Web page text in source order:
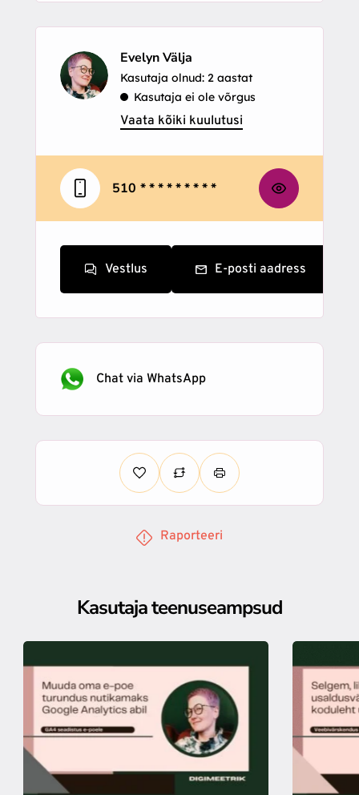
Evelyn Välja
Kasutaja olnud: 2 aastat
Kasutaja ei ole võrgus
Vaata kõiki kuulutusi
510 * * * * * * * * *
Vestlus E-posti aadress
Chat via WhatsApp
Raporteeri
Kasutaja teenuseampsud